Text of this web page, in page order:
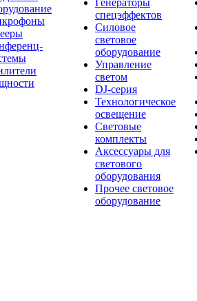
Генераторы
спецэффектов
Силовое
световое
оборудование
Управление
светом
DJ-серия
Технологическое
освещение
Световые
комплекты
Аксессуары для
светового
оборудования
Прочее световое
оборудование